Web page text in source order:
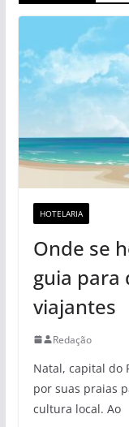
HOTELARIA
Onde se
guia para
viajantes
Redação
Natal, capital do
por suas praias
cultura local. Ao